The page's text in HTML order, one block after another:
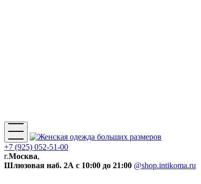
+7 (925) 052-51-00
г.Москва,
Шлюзовая наб. 2А с 10:00 до 21:00 @shop.intikoma.ru